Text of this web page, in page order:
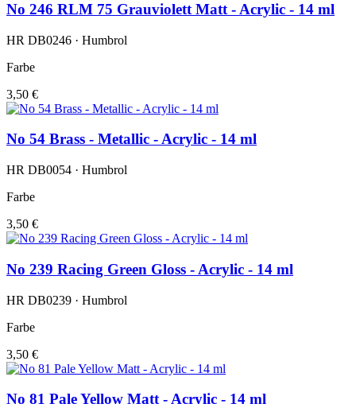
No 246 RLM 75 Grauviolett Matt - Acrylic - 14 ml
HR DB0246 · Humbrol
Farbe
3,50 €
No 54 Brass - Metallic - Acrylic - 14 ml
HR DB0054 · Humbrol
Farbe
3,50 €
No 239 Racing Green Gloss - Acrylic - 14 ml
HR DB0239 · Humbrol
Farbe
3,50 €
No 81 Pale Yellow Matt - Acrylic - 14 ml